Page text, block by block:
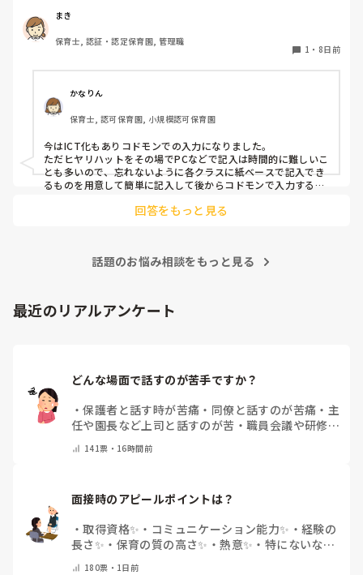
手が足りないですよね。
メンタルやられないようにリフレッシュしながら頑張りましょ
うね。
まき
保育士, 認証・認定保育園, 管理職
1 ・ 8日前
かなりん
保育士, 認可保育園, 小規模認可保育園
今はICT化もありコドモンでの入力になりました。
ただヒヤリハットをその場でPCなどで記入は時間的に難しいこ
とも多いので、忘れないように各クラスに紙ベースで記入でき
るものを用意して簡単に記入して後からコドモンで入力するよ
回答をもっと見る
話題のお悩み相談をもっと見る
最近のリアルアンケート
どんな場面で話すのが苦手ですか？
・保護者と話す時が苦痛 ・ 同僚と話すのが苦痛 ・ 主
任や園長など上司と話すのが苦 ・ 職員会議や研修場
面で話すのが苦
他(コメントで教えてください)
141票・ 16時間前
面接時のアピールポイントは？
・取得資格✨ ・ コミュニケーション能力✨ ・ 経験の
長さ✨ ・ 保育の質の高さ✨ ・熱意✨ ・ 特にないな・
その他(コメントで教えて下さい)
180票・ 1日前